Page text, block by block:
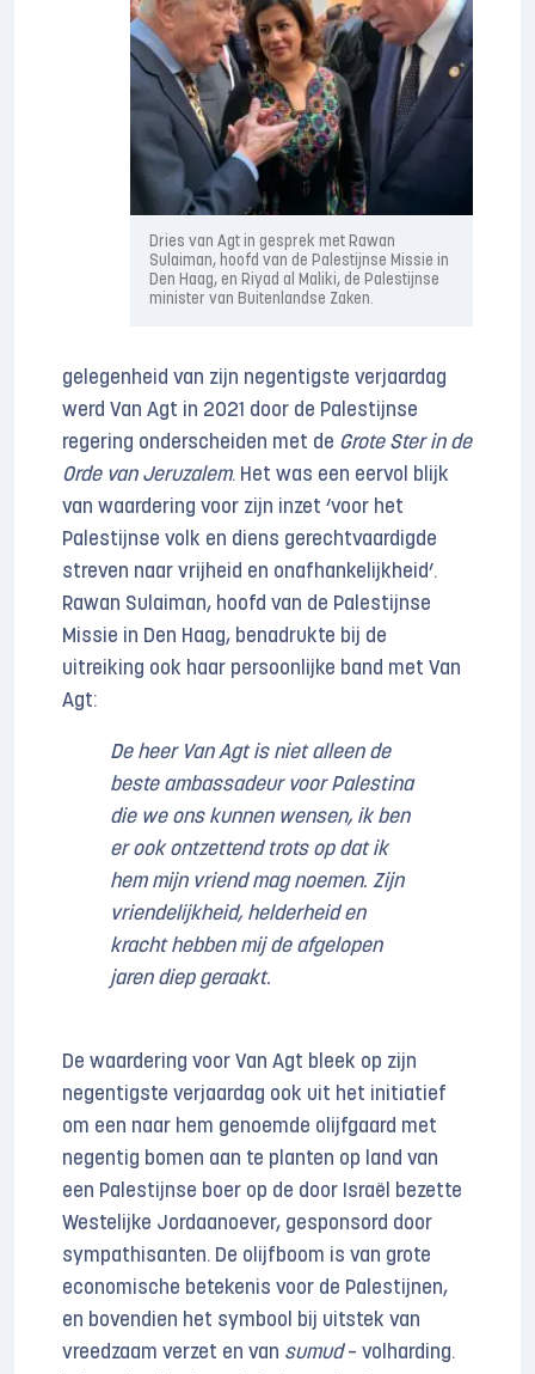
Dries van Agt in gesprek met Rawan
Sulaiman, hoofd van de Palestijnse Missie in
Den Haag, en Riyad al Maliki, de Palestijnse
minister van Buitenlandse Zaken.
gelegenheid van zijn negentigste verjaardag
werd Van Agt in 2021 door de Palestijnse
regering onderscheiden met de Grote Ster in de
Orde van Jeruzalem. Het was een eervol blijk
van waardering voor zijn inzet ‘voor het
Palestijnse volk en diens gerechtvaardigde
streven naar vrijheid en onafhankelijkheid’.
Rawan Sulaiman, hoofd van de Palestijnse
Missie in Den Haag, benadrukte bij de
uitreiking ook haar persoonlijke band met Van
Agt:
De heer Van Agt is niet alleen de
beste ambassadeur voor Palestina
die we ons kunnen wensen, ik ben
er ook ontzettend trots op dat ik
hem mijn vriend mag noemen. Zijn
vriendelijkheid, helderheid en
kracht hebben mij de afgelopen
jaren diep geraakt.
De waardering voor Van Agt bleek op zijn
negentigste verjaardag ook uit het initiatief
om een naar hem genoemde olijfgaard met
negentig bomen aan te planten op land van
een Palestijnse boer op de door Israël bezette
Westelijke Jordaanoever, gesponsord door
sympathisanten. De olijfboom is van grote
economische betekenis voor de Palestijnen,
en bovendien het symbool bij uitstek van
vreedzaam verzet en van sumud– volharding.